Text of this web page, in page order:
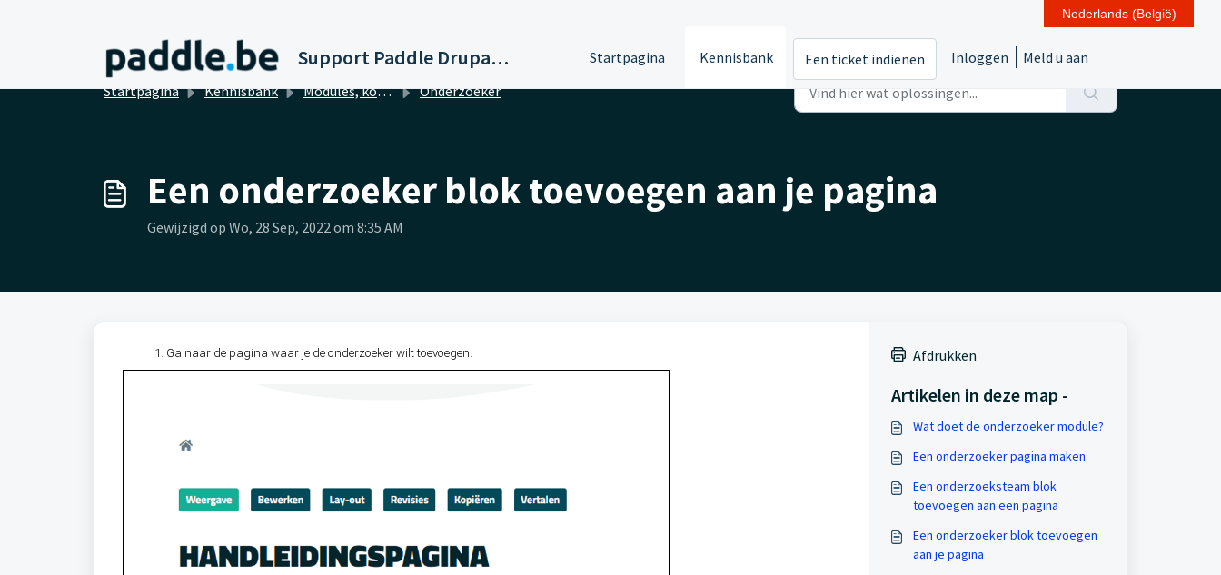
Support Paddle Drupal 11 Startpagina Kennisbank Een ticket indienen Inloggen
Meld u aan
Startpagina
Kennisbank Modules, koppelingen en integraties Onderzoeker
Een onderzoeker blok toevoegen aan je pagina
Gewijzigd op Wo, 28 Sep, 2022 om 8:35 AM
Ga naar de pagina waar je de onderzoeker wilt toevoegen. Afdrukken
Artikelen in deze map -
Wat doet de onderzoeker module?
Een onderzoeker pagina maken
Een onderzoeksteam blok
toevoegen aan een pagina
Een onderzoeker blok toevoegen
aan je pagina
Nederlands (België)